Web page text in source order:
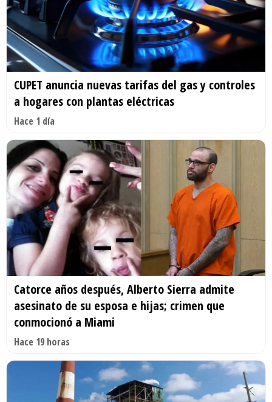
CUPET anuncia nuevas tarifas del gas y controles
a hogares con plantas eléctricas
Hace 1 día
Catorce años después, Alberto Sierra admite
asesinato de su esposa e hijas; crimen que
conmocionó a Miami
Hace 19 horas